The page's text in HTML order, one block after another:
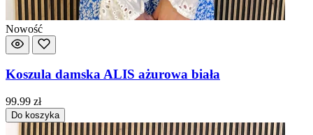
Nowość
Koszula damska ALIS ażurowa biała
99.99 zł
Do koszyka